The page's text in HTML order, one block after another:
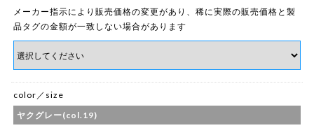
メーカー指示により販売価格の変更があり、稀に実際の販売価格と製
品タグの金額が一致しない場合があります
color／size
ヤクグレー(col.19)